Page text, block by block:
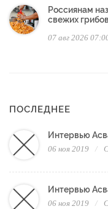
Россиянам
свежих
07 авг 2026
ПОСЛЕДНЕЕ
Интервью
06 ноя 2019
Интервью
06 ноя 2019